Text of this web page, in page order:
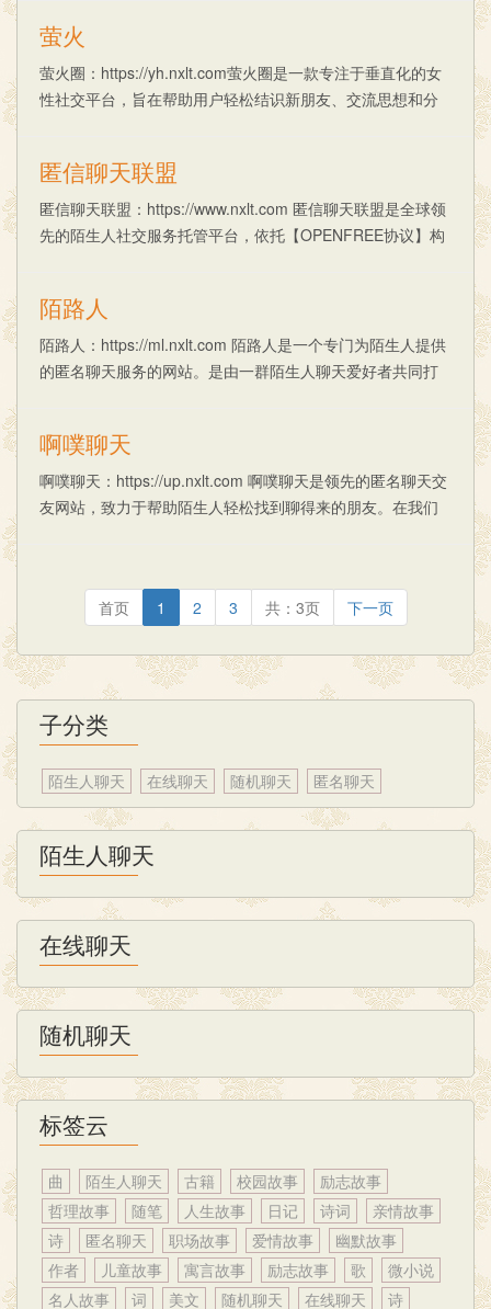
萤火
萤火圈：https://yh.nxlt.com萤火圈是一款专注于垂直化的女
性社交平台，旨在帮助用户轻松结识新朋友、交流思想和分
匿信聊天联盟
匿信聊天联盟：https://www.nxlt.com 匿信聊天联盟是全球领
先的陌生人社交服务托管平台，依托【OPENFREE协议】构
陌路人
陌路人：https://ml.nxlt.com 陌路人是一个专门为陌生人提供
的匿名聊天服务的网站。是由一群陌生人聊天爱好者共同打
啊噗聊天
啊噗聊天：https://up.nxlt.com 啊噗聊天是领先的匿名聊天交
友网站，致力于帮助陌生人轻松找到聊得来的朋友。在我们
首页 1 2 3 共：3页 下一页
子分类
陌生人聊天 在线聊天 随机聊天 匿名聊天
陌生人聊天
在线聊天
随机聊天
标签云
曲 陌生人聊天 古籍 校园故事
励志故事
哲理故事
随笔 人生故事 日记 诗词
亲情故事
诗
匿名聊天 职场故事 爱情故事
幽默故事
作者
儿童故事 寓言故事 励志故事 歌
微小说
名人故事
词 美文 随机聊天 在线聊天 诗